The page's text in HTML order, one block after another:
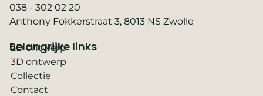
Belangrijke links
2D ontwerp
3D ontwerp
Collectie
Contact
038 - 302 02 20
Anthony Fokkerstraat 3, 8013 NS Zwolle